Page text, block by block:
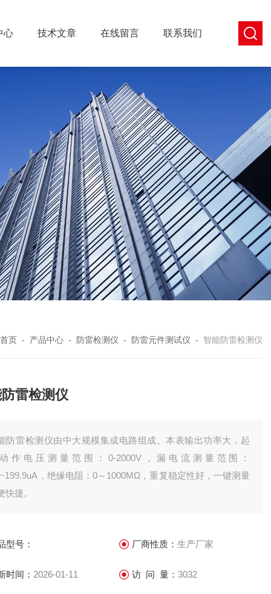
心 技术文章 在线留言 联系我们
首页 - 产品中心 - 防雷检测仪 - 防雷元件测试仪 - 智能防雷检测仪
雷检测仪
防雷检测仪由中大规模集成电路组成。本表输出功率大，起
作电压测量范围：0-2000V，漏电流测量范围：
，绝缘电阻：0～1000MΩ，重复稳定性好，一键测量
快捷。
型号： 厂商性质： 生产厂家
时间： 2026-01-11 访 问 量： 3032